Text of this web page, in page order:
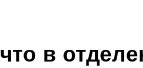
в